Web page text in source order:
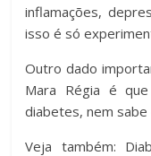
inflamações,
isso é só
Outro dado
Mara Régia é
diabetes, nem sabe
Veja também: